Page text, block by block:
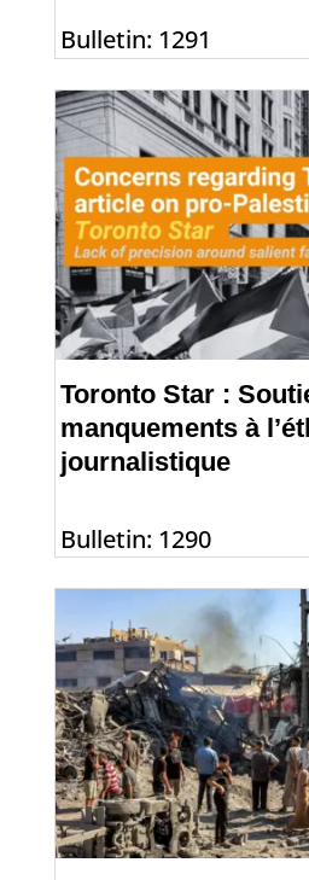
Bulletin: 1291
Toronto Star :
manquements à
journalistique
Bulletin: 1290